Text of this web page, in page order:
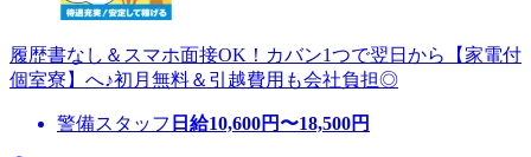
履歴書なし＆スマホ面接OK！カバン1つで翌日から【家電付
個室寮】へ♪初月無料＆引越費用も会社負担◎
警備スタッフ 日給10,600円〜18,500円